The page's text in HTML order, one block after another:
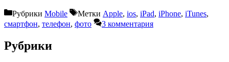
Рубрики Mobile Метки Apple, ios, iPad, iPhone, iTunes,
смартфон, телефон, фото 3 комментария
Рубрики